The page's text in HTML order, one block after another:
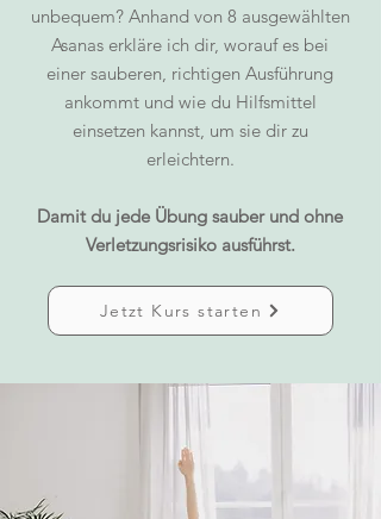
unbequem? Anhand von 8 ausgewählten
Asanas erkläre ich dir, worauf es bei
einer sauberen, richtigen Ausführung
ankommt und wie du Hilfsmittel
einsetzen kannst, um sie dir zu
erleichtern.
Damit du jede Übung sauber und ohne
Verletzungsrisiko ausführst.
Jetzt Kurs starten